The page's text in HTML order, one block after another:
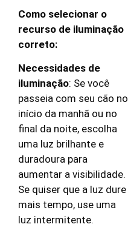
Como selecionar o
recurso de iluminação
correto:
Necessidades de
iluminação: Se você
passeia com seu cão no
início da manhã ou no
final da noite, escolha
uma luz brilhante e
duradoura para
aumentar a visibilidade.
Se quiser que a luz dure
mais tempo, use uma
luz intermitente.